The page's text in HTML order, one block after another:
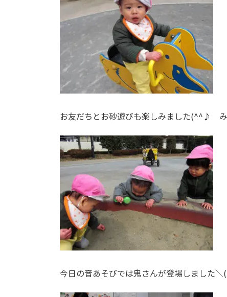
お友だちとお砂遊びも楽しみました(^^♪
今日の音あそびでは鬼さんが登場しました